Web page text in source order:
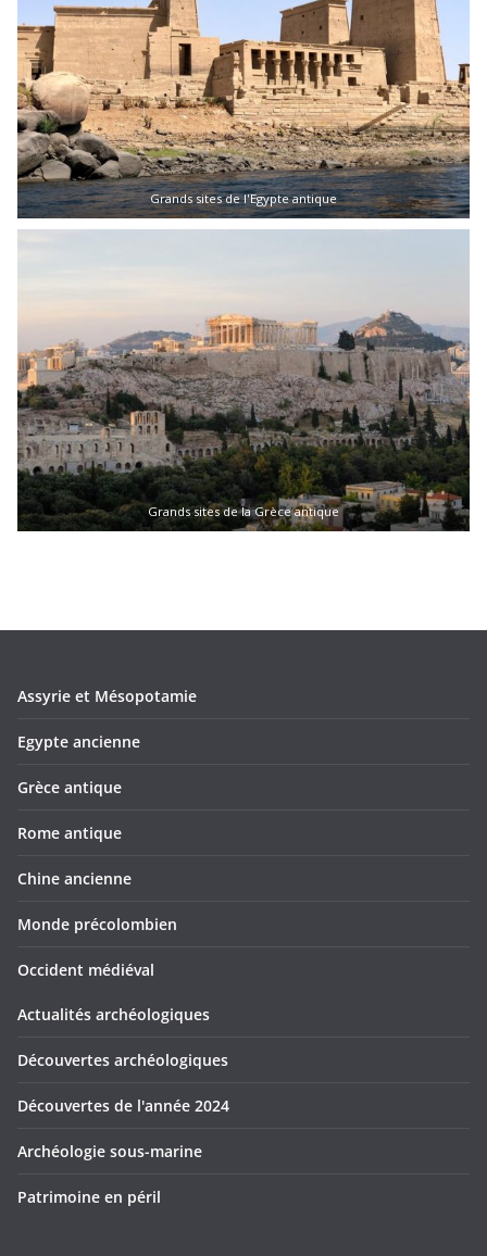
Grands sites de l'Egypte antique
Grands sites de la Grèce antique
Assyrie et Mésopotamie
Egypte ancienne
Grèce antique
Rome antique
Chine ancienne
Monde précolombien
Occident médiéval
Actualités archéologiques
Découvertes archéologiques
Découvertes de l'année 2024
Archéologie sous-marine
Patrimoine en péril